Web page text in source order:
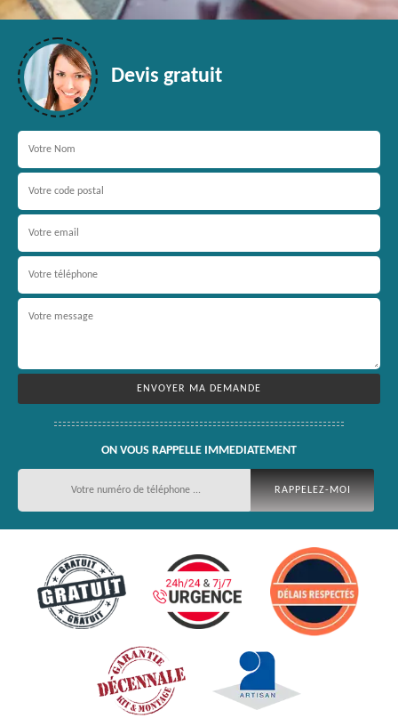
Devis gratuit
ON VOUS RAPPELLE IMMEDIATEMENT